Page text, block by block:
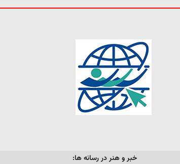
خبر و هنر در رسانه ها: